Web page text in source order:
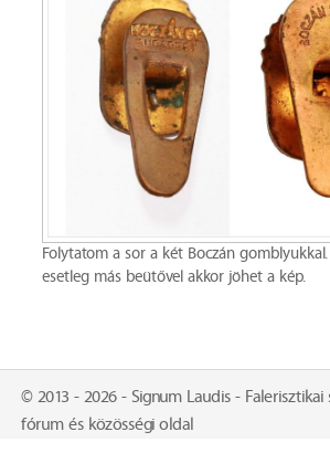
Folytatom a sor a két Boczán
esetleg más beütővel akkor jöhet a kép.
© 2013 - 2026 - Signum Laudis - Falerisztikai
fórum és közösségi oldal